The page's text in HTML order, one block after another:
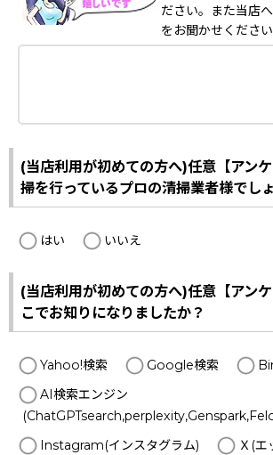
ださい。また当店
をお聞かせください
(当店利用が初めての方へ)任意【アン
掃を行っているプロの清掃業者様でし
はい いいえ
(当店利用が初めての方へ)任意【アン
こでお知りになりましたか？
Yahoo!検索 Google検索
AI検索エンジン
Instagram(インスタグラム)
Ｘ(